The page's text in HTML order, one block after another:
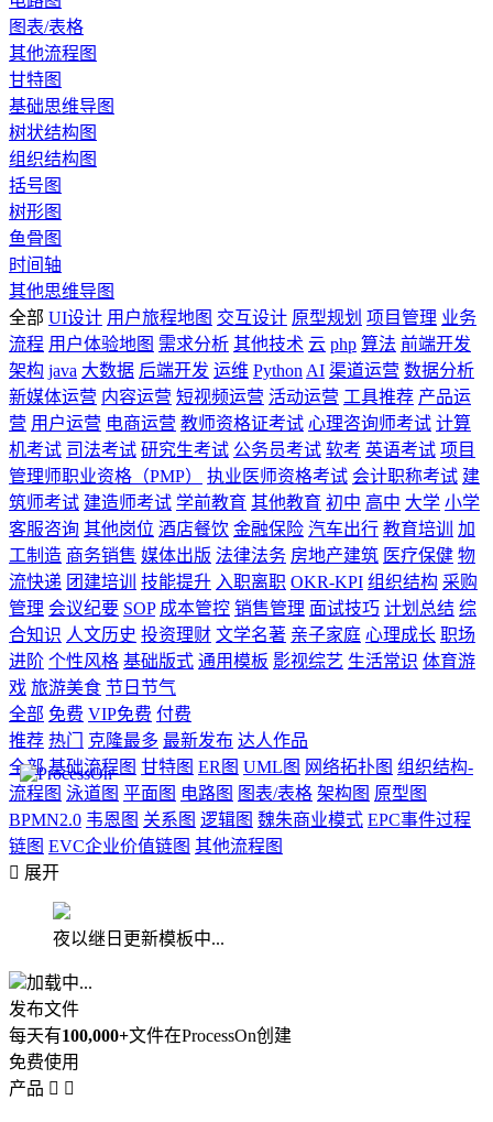
图表/表格
其他流程图
甘特图
基础思维导图
树状结构图
组织结构图
括号图
树形图
鱼骨图
时间轴
其他思维导图
全部 UI设计 用户旅程地图 交互设计 原型规划 项目管理 业务
流程 用户体验地图 需求分析 其他技术 云 php 算法 前端开发
架构 java 大数据 后端开发 运维 Python AI 渠道运营 数据分析
新媒体运营 内容运营 短视频运营 活动运营 工具推荐 产品运
营 用户运营 电商运营 教师资格证考试 心理咨询师考试 计算
机考试 司法考试 研究生考试 公务员考试 软考 英语考试 项目
管理师职业资格（PMP）
执业医师资格考试 会计职称考试 建
筑师考试 建造师考试 学前教育 其他教育 初中 高中 大学 小学
客服咨询 其他岗位 酒店餐饮 金融保险 汽车出行 教育培训
加
工制造 商务销售 媒体出版 法律法务 房地产建筑 医疗保健 物
流快递 团建培训 技能提升 入职离职 OKR-KPI 组织结构 采购
管理 会议纪要 SOP 成本管控 销售管理 面试技巧 计划总结 综
合知识 人文历史 投资理财 文学名著 亲子家庭 心理成长 职场
进阶 个性风格 基础版式 通用模板 影视综艺 生活常识 体育游
戏 旅游美食 节日节气
全部 免费 VIP免费 付费
推荐 热门 克隆最多 最新发布 达人作品
全部 基础流程图 甘特图 ER图 UML图 网络拓扑图 组织结构-
流程图 泳道图 平面图 电路图 图表/表格 架构图 原型图
BPMN2.0 韦恩图 关系图 逻辑图 魏朱商业模式 EPC事件过程
链图 EVC企业价值链图 其他流程图
 展开
夜以继日更新模板中...
加载中...
发布文件
每天有100,000+文件在ProcessOn创建
免费使用
产品  